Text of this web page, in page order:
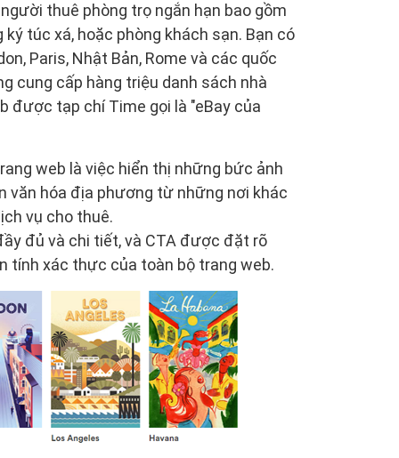
thuê phòng trọ ngắn hạn bao gồm
túc xá, hoặc phòng khách sạn. Bạn có
Paris, Nhật Bản, Rome và các quốc
cung cấp hàng triệu danh sách nhà
được tạp chí Time gọi là "eBay của
web là việc hiển thị những bức ảnh
văn hóa địa phương từ những nơi khác
vụ cho thuê.
đủ và chi tiết, và CTA được đặt rõ
tính xác thực của toàn bộ trang web.